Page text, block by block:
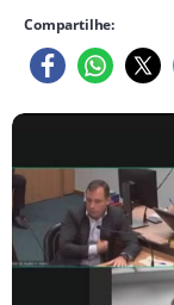
Compartilhe: